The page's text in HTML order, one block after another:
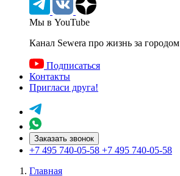
Мы в YouTube
Канал Sewera про жизнь за городом
Подписаться
Контакты
Пригласи друга!
Заказать звонок
+7 495 740-05-58 +7 495 740-05-58
Главная